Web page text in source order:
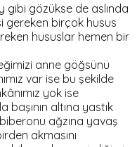
gibi gözükse de aslında
gereken birçok husus
hususlar hemen bir
anne göğsünü
var ise bu şekilde
yok ise
başının altına yastık
ağzına yavaş
akmasını